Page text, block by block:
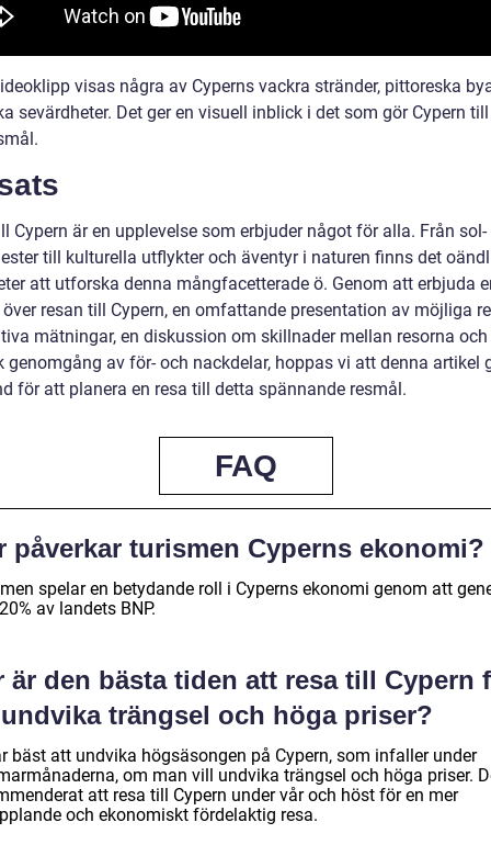
visas några av Cyperns vackra stränder, pittoreska
sevärdheter. Det ger en visuell inblick i det som gör Cypern
Cypern är en upplevelse som erbjuder något för alla. Från sol-
till kulturella utflykter och äventyr i naturen finns det
att utforska denna mångfacetterade ö. Genom att erbjuda
resan till Cypern, en omfattande presentation av möjliga
mätningar, en diskussion om skillnader mellan resorna och
genomgång av för- och nackdelar, hoppas vi att denna artikel
för att planera en resa till detta spännande resmål.
FAQ
påverkar turismen Cyperns ekonomi?
spelar en betydande roll i Cyperns ekonomi genom att
av landets BNP.
är den bästa tiden att resa till Cypern
trängsel och höga priser?
bäst att undvika högsäsongen på Cypern, som infaller under
om man vill undvika trängsel och höga priser.
att resa till Cypern under vår och höst för en mer
och ekonomiskt fördelaktig resa.